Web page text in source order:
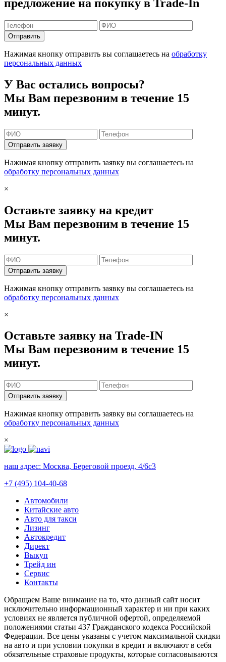
предложение на покупку в Trade-In
Отправить
Нажимая кнопку отправить вы соглашаетесь на обработку
персональных данных
У Вас остались вопросы?
Мы Вам перезвоним в течение 15
минут.
Отправить заявку
Нажимая кнопку отправить заявку вы соглашаетесь на
обработку персональных данных
×
Оставьте заявку на кредит
Мы Вам перезвоним в течение 15
минут.
Отправить заявку
Нажимая кнопку отправить заявку вы соглашаетесь на
обработку персональных данных
×
Оставьте заявку на Trade-IN
Мы Вам перезвоним в течение 15
минут.
Отправить заявку
Нажимая кнопку отправить заявку вы соглашаетесь на
обработку персональных данных
×
наш адрес: Москва, Береговой проезд, 4/6с3
+7 (495) 104-40-68
Автомобили
Китайские авто
Авто для такси
Лизинг
Автокредит
Директ
Выкуп
Трейд ин
Сервис
Контакты
Обращаем Ваше внимание на то, что данный сайт носит
исключительно информационный характер и ни при каких
условиях не является публичной офертой, определяемой
положениями статьи 437 Гражданского кодекса Российской
Федерации. Все цены указаны с учетом максимальной скидки
на авто и при условии покупки в кредит и включают в себя
обязательные страховые продукты, которые согласовываются